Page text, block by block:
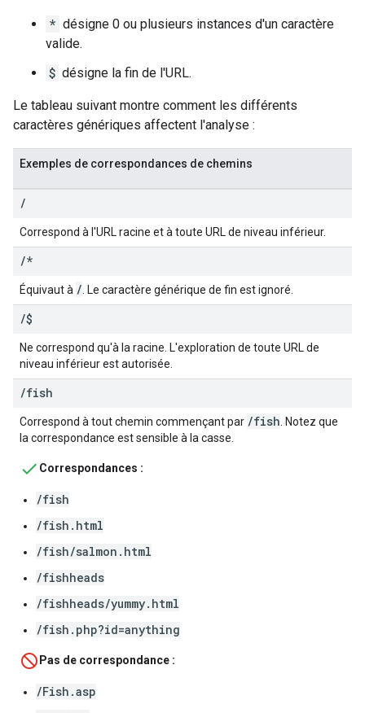
* désigne 0 ou plusieurs instances d'un caractère
valide.
$ désigne la fin de l'URL.
Le tableau suivant montre comment les différents
caractères génériques affectent l'analyse :
Exemples de correspondances de chemins
/
Correspond à l'URL racine et à toute URL de niveau inférieur.
/*
Équivaut à / . Le caractère générique de fin est ignoré.
/$
Ne correspond qu'à la racine. L'exploration de toute URL de
niveau inférieur est autorisée.
/fish
Correspond à tout chemin commençant par /fish . Notez que
la correspondance est sensible à la casse.
Correspondances :
/fish
/fish.html
/fish/salmon.html
/fishheads
/fishheads/yummy.html
/fish.php?id=anything
Pas de correspondance :
/Fish.asp